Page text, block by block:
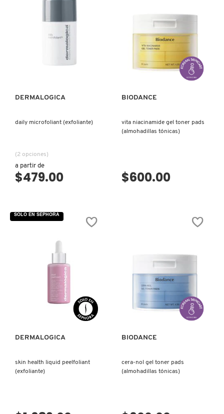
MAISON LOUIS MARIE
MONTBLANC
NATASHA DENONA
NEST New York
VISTA RÁPIDA
DERMALOGICA
daily microfoliant (exfoliante)
(2 opciones)
a partir de
$479.00
VISTA RÁPIDA
BIODANCE
vita niacinamide gel toner pads
(almohadillas tónicas)
$600.00
VISTA RÁPIDA
DERMALOGICA
skin health liquid peelfoliant
(exfoliante)
SOLO EN SEPHORA
VISTA RÁPIDA
BIODANCE
cera-nol gel toner pads
(almohadillas tónicas)